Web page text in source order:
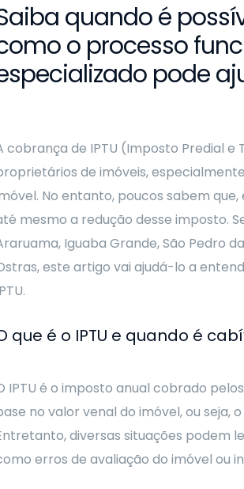
quando é
o processo
pode
cobrança de IPTU (Imposto Predial
de imóveis,
No entanto, poucos sabem
mesmo a redução desse imposto.
Iguaba Grande, São Pedro
este artigo vai ajudá-lo a
que é o IPTU e quando é
IPTU é o imposto anual cobrado
no valor venal do imóvel, ou
diversas situações podem
erros de avaliação do imóvel ou